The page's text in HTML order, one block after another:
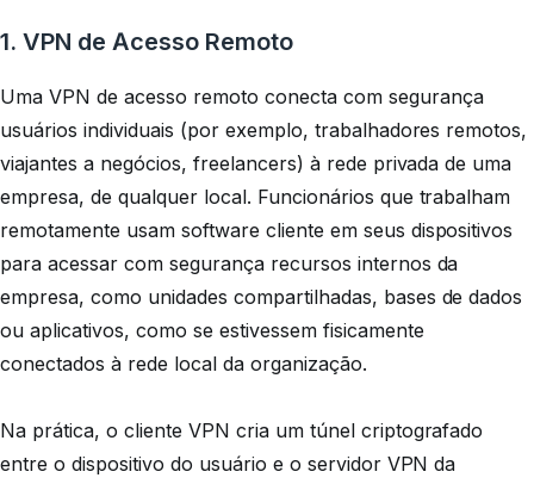
1. VPN de Acesso Remoto
Uma VPN de acesso remoto conecta com segurança
usuários individuais (por exemplo, trabalhadores remotos,
viajantes a negócios, freelancers) à rede privada de uma
empresa, de qualquer local. Funcionários que trabalham
remotamente usam software cliente em seus dispositivos
para acessar com segurança recursos internos da
empresa, como unidades compartilhadas, bases de dados
ou aplicativos, como se estivessem fisicamente
conectados à rede local da organização.
Na prática, o cliente VPN cria um túnelcriptografado
entre o dispositivo do usuário e o servidor VPN da